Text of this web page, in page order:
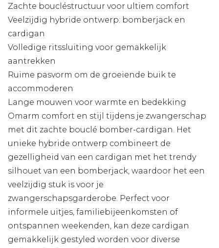
Zachte boucléstructuur voor ultiem comfort
Veelzijdig hybride ontwerp: bomberjack en
cardigan
Volledige ritssluiting voor gemakkelijk
aantrekken
Ruime pasvorm om de groeiende buik te
accommoderen
Lange mouwen voor warmte en bedekking
Omarm comfort en stijl tijdens je zwangerschap
met dit zachte bouclé bomber-cardigan. Het
unieke hybride ontwerp combineert de
gezelligheid van een cardigan met het trendy
silhouet van een bomberjack, waardoor het een
veelzijdig stuk is voor je
zwangerschapsgarderobe. Perfect voor
informele uitjes, familiebijeenkomsten of
ontspannen weekenden, kan deze cardigan
gemakkelijk gestyled worden voor diverse